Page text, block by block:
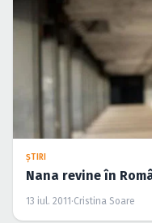
ŞTIRI
Nana revine în
13 iul. 2011 ·Cristina Soare